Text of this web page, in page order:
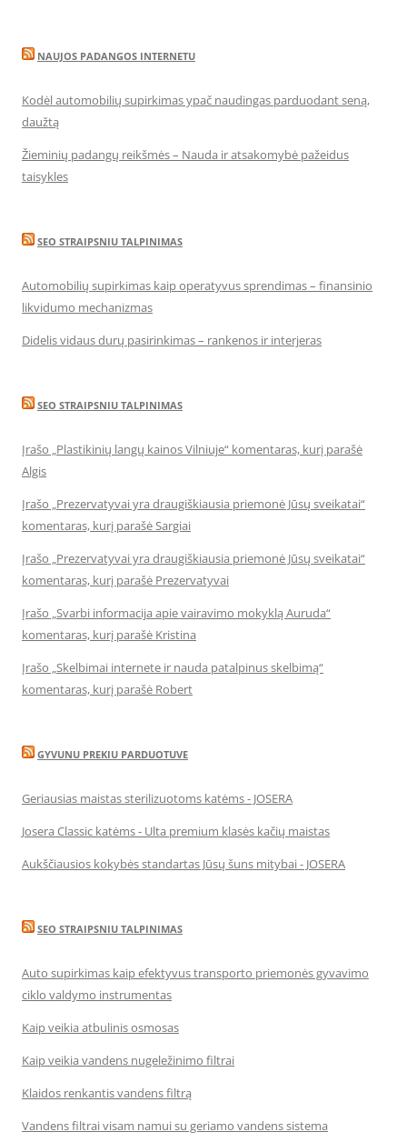
NAUJOS PADANGOS INTERNETU
Kodėl automobilių supirkimas ypač naudingas parduodant seną,
daužtą
Žieminių padangų reikšmės – Nauda ir atsakomybė pažeidus
taisykles
SEO STRAIPSNIU TALPINIMAS
Automobilių supirkimas kaip operatyvus sprendimas – finansinio
likvidumo mechanizmas
Didelis vidaus durų pasirinkimas – rankenos ir interjeras
SEO STRAIPSNIU TALPINIMAS
Įrašo „Plastikinių langų kainos Vilniuje“ komentaras, kurį parašė
Algis
Įrašo „Prezervatyvai yra draugiškiausia priemonė Jūsų sveikatai“
komentaras, kurį parašė Sargiai
Įrašo „Prezervatyvai yra draugiškiausia priemonė Jūsų sveikatai“
komentaras, kurį parašė Prezervatyvai
Įrašo „Svarbi informacija apie vairavimo mokyklą Auruda“
komentaras, kurį parašė Kristina
Įrašo „Skelbimai internete ir nauda patalpinus skelbimą“
komentaras, kurį parašė Robert
GYVUNU PREKIU PARDUOTUVE
Geriausias maistas sterilizuotoms katėms - JOSERA
Josera Classic katėms - Ulta premium klasės kačių maistas
Aukščiausios kokybės standartas Jūsų šuns mitybai - JOSERA
SEO STRAIPSNIU TALPINIMAS
Auto supirkimas kaip efektyvus transporto priemonės gyvavimo
ciklo valdymo instrumentas
Kaip veikia atbulinis osmosas
Kaip veikia vandens nugeležinimo filtrai
Klaidos renkantis vandens filtrą
Vandens filtrai visam namui su geriamo vandens sistema